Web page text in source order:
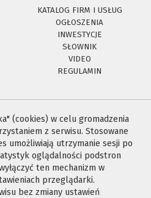
KATALOG FIRM I USŁUG
OGŁOSZENIA
INWESTYCJE
SŁOWNIK
VIDEO
REGULAMIN
(cookies) w celu gromadzenia
z serwisu. Stosowane
umożliwiają utrzymanie sesji po
oglądalności podstron
ten mechanizm w
przeglądarki.
bez zmiany ustawień